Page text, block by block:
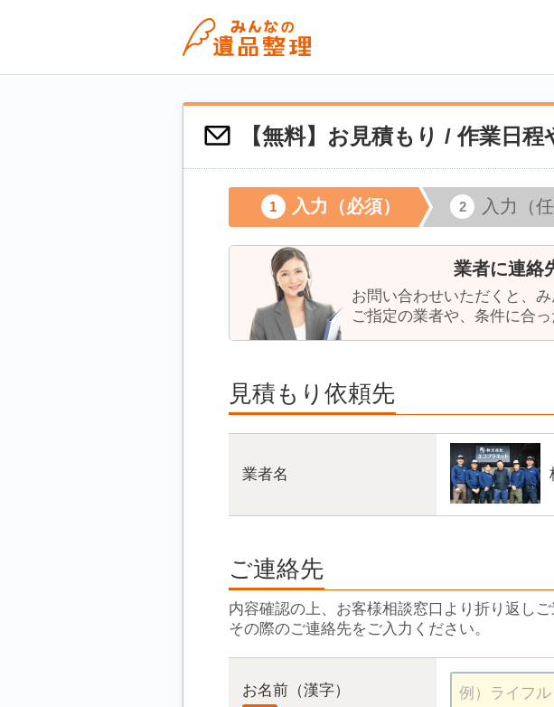
【無料】お見積もり / 作業日
入力（必須） 入力（任
業者に連絡
お問い合わせいただくと、
ご指定の業者や、条件に合
見積もり依頼先
業者名
ご連絡先
内容確認の上、お客様相談窓口より折り返しご
その際のご連絡先をご入力ください。
お名前（漢字）